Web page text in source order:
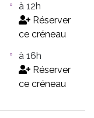
à 12h
Réserver
ce créneau
à 16h
Réserver
ce créneau